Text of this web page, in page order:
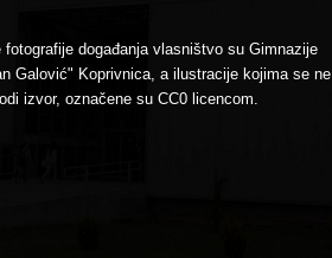
fotografije događanja vlasništvo su Gimnazije
Galović" Koprivnica, a ilustracije kojima se ne
izvor, označene su CC0 licencom.